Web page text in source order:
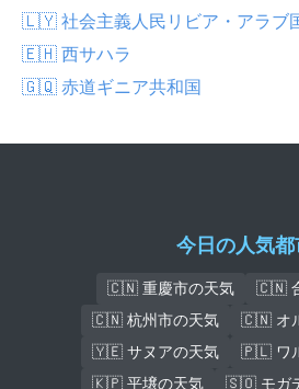
🇱🇾 社会主義人民リビア・アラブ
🇪🇭 西サハラ
🇬🇶 赤道ギニア共和国
今日の人気都
🇨🇳 重慶市の天気
🇨🇳
🇨🇳 杭州市の天気
🇨🇳 オ
🇾🇪 サヌアの天気
🇵🇱 ワ
🇰🇵 平壌の天気
🇸🇴 モガ